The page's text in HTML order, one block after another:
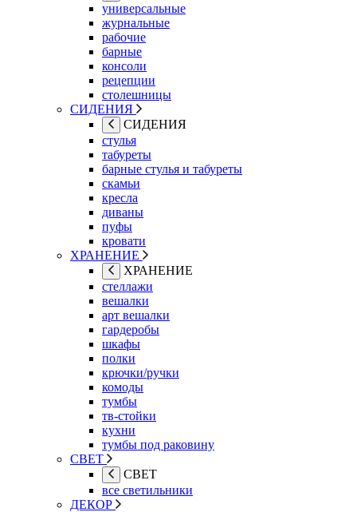
универсальные
журнальные
рабочие
барные
консоли
рецепции
столешницы
СИДЕНИЯ
СИДЕНИЯ
стулья
табуреты
барные стулья и табуреты
скамьи
кресла
диваны
пуфы
кровати
ХРАНЕНИЕ
ХРАНЕНИЕ
стеллажи
вешалки
арт вешалки
гардеробы
шкафы
полки
крючки/ручки
комоды
тумбы
тв-стойки
кухни
тумбы под раковину
СВЕТ
СВЕТ
все светильники
ДЕКОР